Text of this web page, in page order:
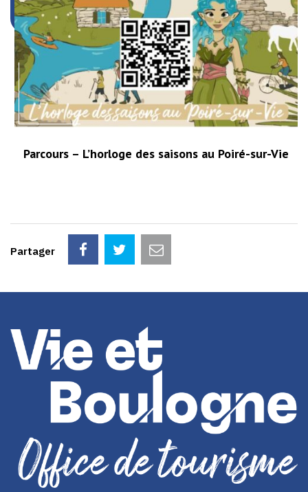
Parcours – L’horloge des saisons au Poiré-sur-Vie
Partager